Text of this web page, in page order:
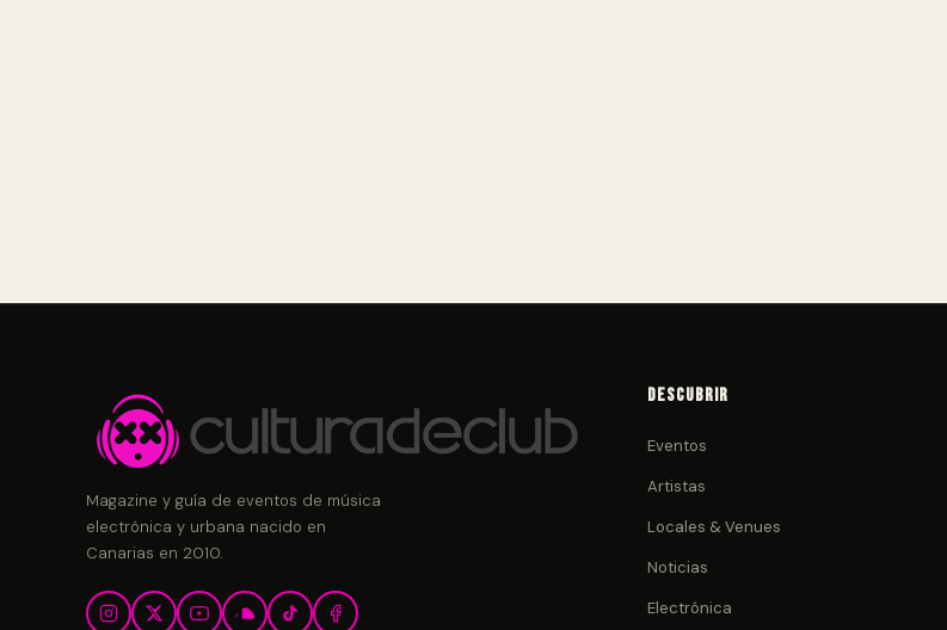
Magazine y guía de eventos de música
electrónica y urbana nacido en
Canarias en 2010.
Descubrir
Eventos
Artistas
Locales & Venues
Noticias
Electrónica